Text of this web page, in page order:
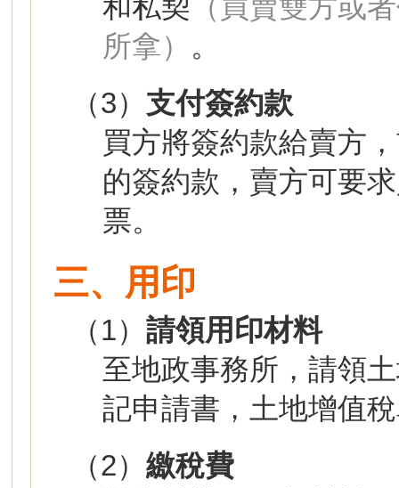
和私契 （買賣雙方或
所拿） 。
（3） 支付簽約款
買方將簽約款給賣方
的簽約款，賣方可要
票。
三、用印
（1） 請領用印材料
至地政事務所，請領
記申請書，土地增值
（2） 繳稅費